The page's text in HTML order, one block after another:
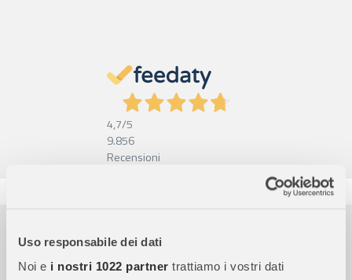
Uso responsabile dei dati
Noi e i nostri 1022 partner trattiamo i vostri dati
4,7/5
9.856
Recensioni
Garanzia e reso facili